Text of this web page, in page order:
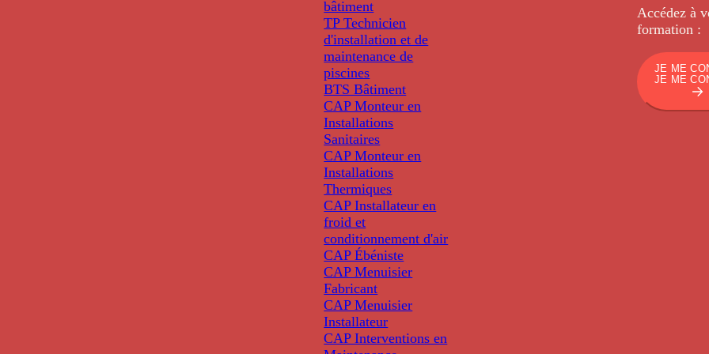
bâtiment
TP Technicien
d'installation et de
maintenance de
piscines
BTS Bâtiment
CAP Monteur en
Installations
Sanitaires
CAP Monteur en
Installations
Thermiques
CAP Installateur en
froid et
conditionnement d'air
CAP Ébéniste
CAP Menuisier
Fabricant
CAP Menuisier
Installateur
CAP Interventions en
Accédez à
formation :
JE ME
JE ME